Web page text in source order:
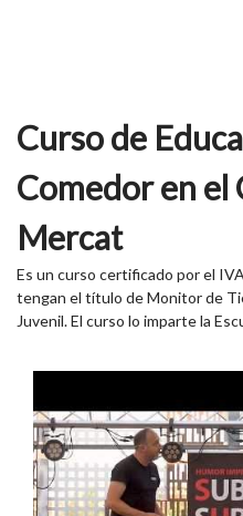
Curso de
Comedor en el
Mercat
Es un curso certificado por el
tengan el título de Monitor de
Juvenil. El curso lo imparte la